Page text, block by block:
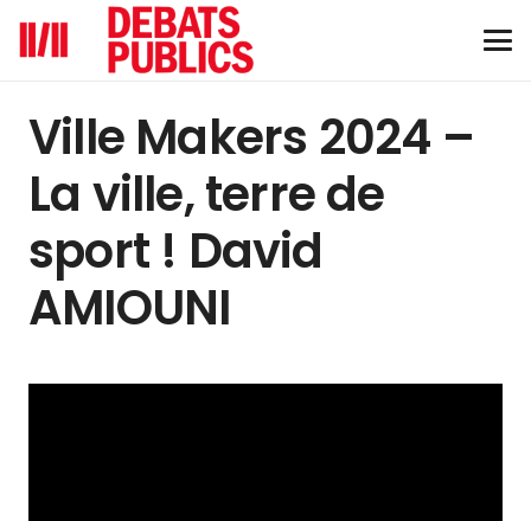
Ville Makers 2024 –
La ville, terre de
sport ! David
AMIOUNI